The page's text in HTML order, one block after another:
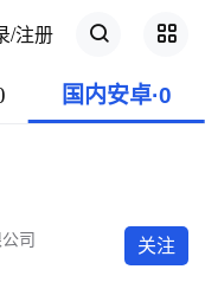
/注册
国内安卓·0
司 关注